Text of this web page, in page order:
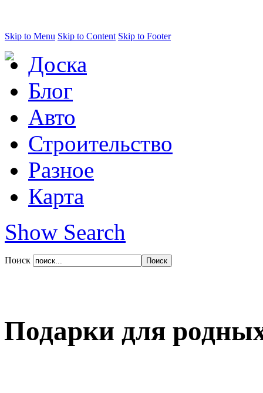
Skip to Menu Skip to Content Skip to Footer
Доска
Блог
Авто
Строительство
Разное
Карта
Show Search
Поиск
Подарки для